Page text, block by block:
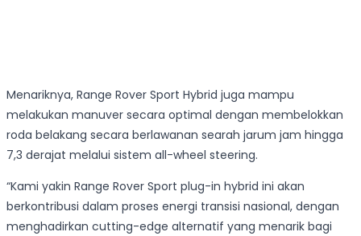
Menariknya, Range Rover Sport Hybrid juga mampu
melakukan manuver secara optimal dengan membelokkan
roda belakang secara berlawanan searah jarum jam hingga
7,3 derajat melalui sistem all-wheel steering.
“Kami yakin Range Rover Sport plug-in hybrid ini akan
berkontribusi dalam proses energi transisi nasional, dengan
menghadirkan cutting-edge alternatif yang menarik bagi